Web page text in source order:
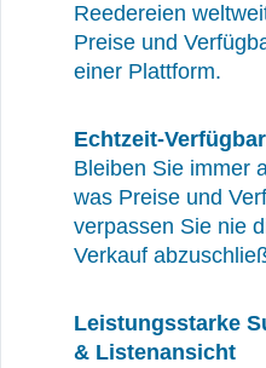
Reedereien
Preise und
einer Plattform.
Echtzeit-
Bleiben Sie immer
was Preise und
verpassen Sie nie
Verkauf
Leistungsstarke
& Listenansicht